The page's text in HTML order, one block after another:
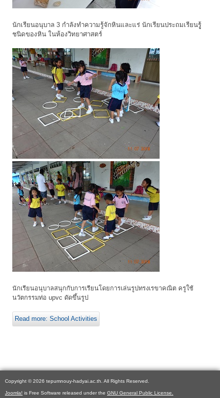
นักเรียนอนุบาล 3 กำลังทำความรู้จักหินและแร่ นักเรียนประถมเรียนรูู้
ชนิดของหิน ในห้องวิทยาศาสตร์
นักเรียนอนุบาลสนุกกับการเรียนโดยการเล่นรูปทรงเรขาคณิต ครูใช้
นวัตกรรมท่อ upvc ดัดขึ้นรูป
Read more: School Activities
Copyright © 2026 tepumnouy-hadyai.ac.th. All Rights Reserved.
Joomla! is Free Software released under the GNU General Public License.